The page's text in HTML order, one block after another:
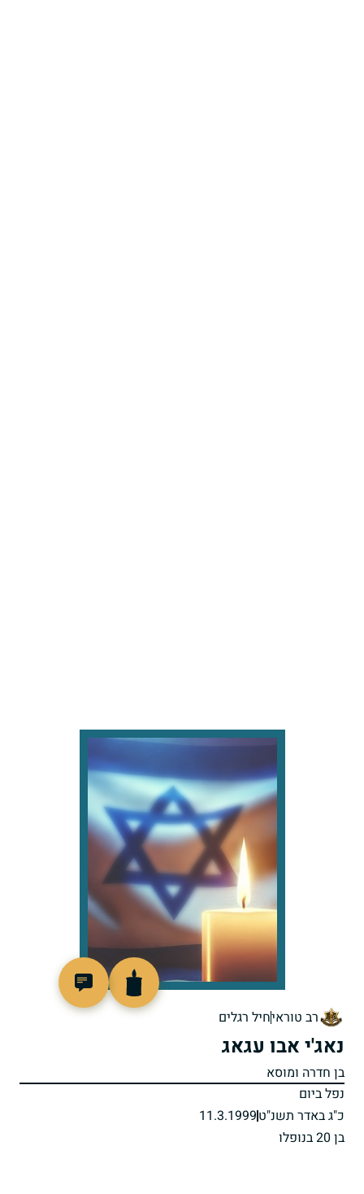
רב טוראיחיל רגלים
נאג'י אבו עגאג
בן חדרה ומוסא
נפל ביום
כ"ג באדר תשנ"ט11.3.1999
בן 20 בנופלו